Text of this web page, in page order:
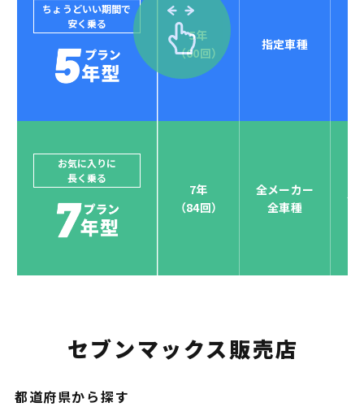
POINT
4
セブンマックスなら
クレジットカード払い可能
ジョイカルジャパンでは、カーリース決済を国際5大カ
他にはないサービスがクレジットカード決済、賢くポ
イント運用も！
お支払いを一元管理！しかも
ポイント還元
ちょうどいい期間で
安く乗る
5年
（60回）
指定車種
お気に入りに
長く乗る
7年
（84回）
全メーカー
全車種
全
セブンマックス販売店
都道府県から探す